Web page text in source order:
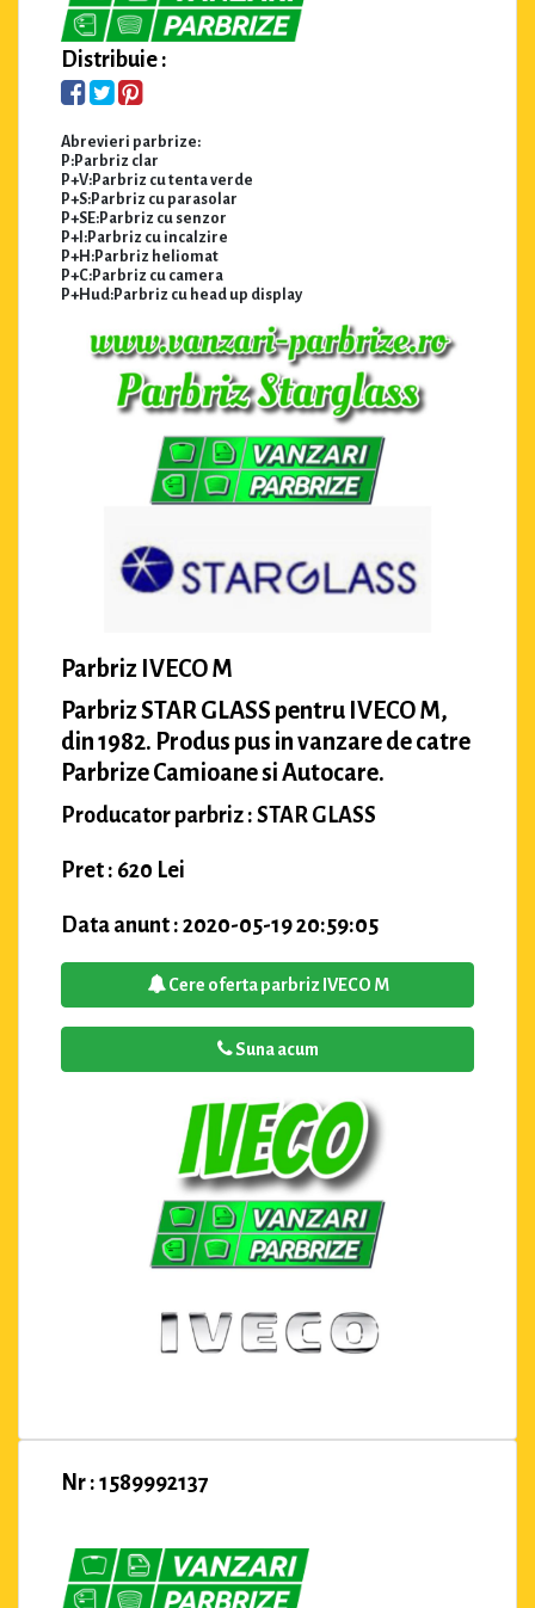
Distribuie :
Abrevieri parbrize:
P:Parbriz clar
P+V:Parbriz cu tenta verde
P+S:Parbriz cu parasolar
P+SE:Parbriz cu senzor
P+I:Parbriz cu incalzire
P+H:Parbriz heliomat
P+C:Parbriz cu camera
P+Hud:Parbriz cu head up display
Parbriz IVECO M
Parbriz STAR GLASS pentru IVECO M,
din 1982. Produs pus in vanzare de catre
Parbrize Camioane si Autocare.
Producator parbriz : STAR GLASS
Pret : 620 Lei
Data anunt : 2020-05-19 20:59:05
Cere oferta parbriz IVECO M
Suna acum
Nr : 1589992137